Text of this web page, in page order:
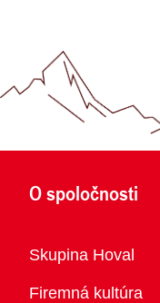
O spoločnosti
Prehľad
Skupina Hoval
Firemná kultúra